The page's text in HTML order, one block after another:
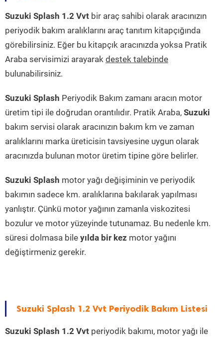
Suzuki Splash 1.2 Vvt bir araç sahibi olarak aracınızın
periyodik bakım aralıklarını araç tanıtım kitapçığında
görebilirsiniz. Eğer bu kitapçık aracınızda yoksa Pratik
Araba servisimizi arayarak destek talebinde
bulunabilirsiniz.
Suzuki Splash Periyodik Bakım zamanı aracın motor
üretim tipi ile doğrudan orantılıdır. Pratik Araba, Suzuki
bakım servisi olarak aracınızın bakım km ve zaman
aralıklarını marka üreticisin tavsiyesine uygun olarak
aracınızda bulunan motor üretim tipine göre belirler.
Suzuki Splash motor yağı değişiminin ve periyodik
bakımın sadece km. aralıklarına bakılarak yapılması
yanlıştır. Çünkü motor yağının zamanla viskozitesi
bozulur ve motor yüzeyinde tutunamaz. Bu nedenle km.
süresi dolmasa bile yılda bir kez motor yağını
değiştirmeniz gerekir.
Suzuki Splash 1.2 Vvt Periyodik Bakım Listesi
Suzuki Splash 1.2 Vvt periyodik bakımı, motor yağı ile